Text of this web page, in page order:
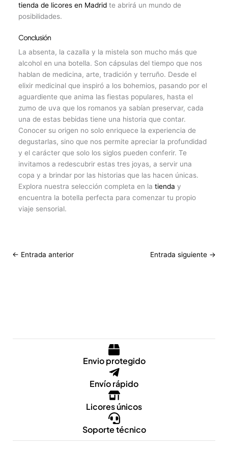
tienda de licores en Madrid te abrirá un mundo de
posibilidades.
Conclusión
La absenta, la cazalla y la mistela son mucho más que
alcohol en una botella. Son cápsulas del tiempo que nos
hablan de medicina, arte, tradición y terruño. Desde el
elixir medicinal que inspiró a los bohemios, pasando por el
aguardiente que anima las fiestas populares, hasta el
zumo de uva que los romanos ya sabían preservar, cada
una de estas bebidas tiene una historia que contar.
Conocer su origen no solo enriquece la experiencia de
degustarlas, sino que nos permite apreciar la profundidad
y el carácter que solo los siglos pueden conferir. Te
invitamos a redescubrir estas tres joyas, a servir una
copa y a brindar por las historias que las hacen únicas.
Explora nuestra selección completa en latienda y
encuentra la botella perfecta para comenzar tu propio
viaje sensorial.
← Entrada anterior Entrada siguiente →
Envio protegido
Envío rápido
Licores únicos
Soporte técnico